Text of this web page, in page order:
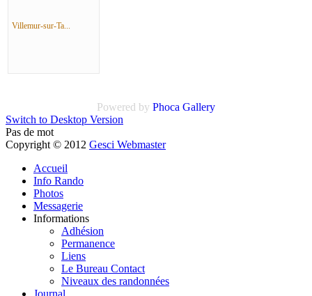
Villemur-sur-Ta...
Powered by Phoca Gallery
Switch to Desktop Version
Pas de mot
Copyright © 2012 Gesci Webmaster
Accueil
Info Rando
Photos
Messagerie
Informations
Adhésion
Permanence
Liens
Le Bureau Contact
Niveaux des randonnées